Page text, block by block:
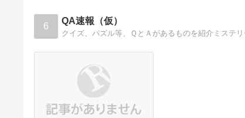
6 QA速報（仮）
クイズ、パズル等、ＱとＡがあるものを紹介ミステ